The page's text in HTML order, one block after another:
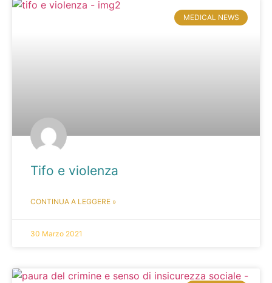
MEDICAL NEWS
Tifo e violenza
CONTINUA A LEGGERE »
30 Marzo 2021